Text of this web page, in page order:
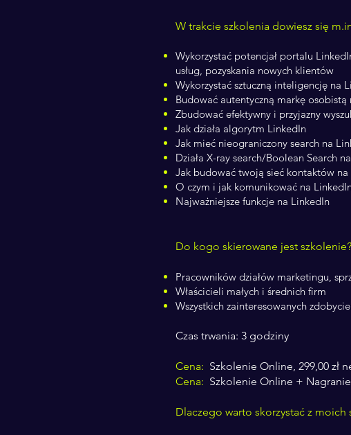
W trakcie szkolenia dowiesz się
Wykorzystać potencjał portalu
usług, pozyskania nowych klientów
Wykorzystać sztuczną inteligencję na
Budować autentyczną markę osobistą
Zbudować efektywny i przyjazny
Jak działa algorytm LinkedIn
Jak mieć nieograniczony search na
Działa X-ray search/Boolean Search
Jak budować twoją sieć kontaktów na
O czym i jak komunikować na
Najważniejsze funkcje na LinkedIn
Do kogo skierowane jest
​Pracowników działów marketingu,
Właścicieli małych i średnich firm
Wszystkich zainteresowanych
Czas trwania: 3 godziny
Cena: Szkolenie Online, 299,00 zł
Cena: Szkolenie Online + Nagranie
Dlaczego warto skorzystać z moich